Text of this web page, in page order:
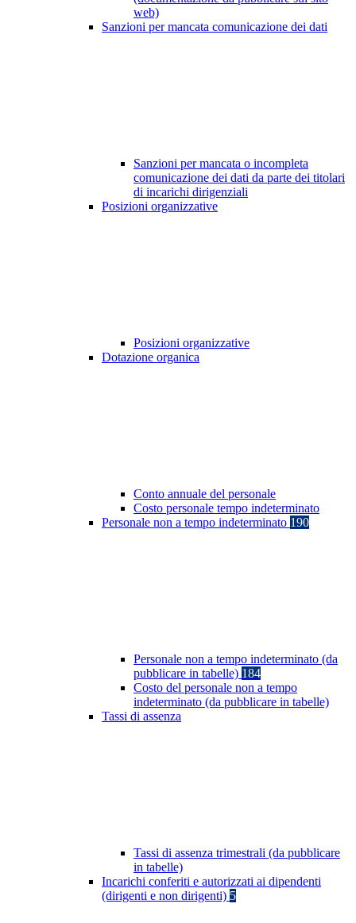
web)
Sanzioni per mancata comunicazione dei dati
Sanzioni per mancata o incompleta
comunicazione dei dati da parte dei titolari
di incarichi dirigenziali
Posizioni organizzative
Posizioni organizzative
Dotazione organica
Conto annuale del personale
Costo personale tempo indeterminato
Personale non a tempo indeterminato 190
Personale non a tempo indeterminato (da
pubblicare in tabelle) 184
Costo del personale non a tempo
indeterminato (da pubblicare in tabelle)
Tassi di assenza
Tassi di assenza trimestrali (da pubblicare
in tabelle)
Incarichi conferiti e autorizzati ai dipendenti
(dirigenti e non dirigenti) 5